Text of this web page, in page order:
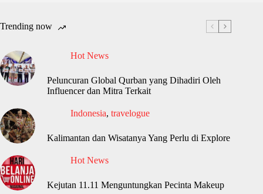
Trending now
Hot News
Peluncuran Global Qurban yang Dihadiri Oleh
Influencer dan Mitra Terkait
Indonesia, travelogue
Kalimantan dan Wisatanya Yang Perlu di Explore
Hot News
Kejutan 11.11 Menguntungkan Pecinta Makeup